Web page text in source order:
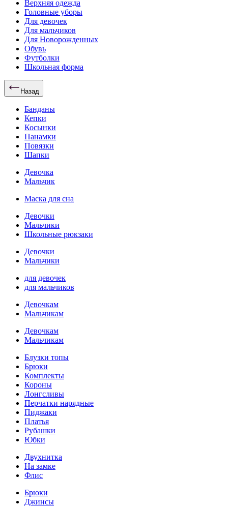
Верхняя одежда
Головные уборы
Для девочек
Для мальчиков
Для Новорожденных
Обувь
Футболки
Школьная форма
Назад
Банданы
Кепки
Косынки
Панамки
Повязки
Шапки
Девочка
Мальчик
Маска для сна
Девочки
Мальчики
Школьные рюкзаки
Девочки
Мальчики
для девочек
для мальчиков
Девочкам
Мальчикам
Девочкам
Мальчикам
Блузки топы
Брюки
Комплекты
Короны
Лонгсливы
Перчатки нарядные
Пиджаки
Платья
Рубашки
Юбки
Двухнитка
На замке
Флис
Брюки
Джинсы